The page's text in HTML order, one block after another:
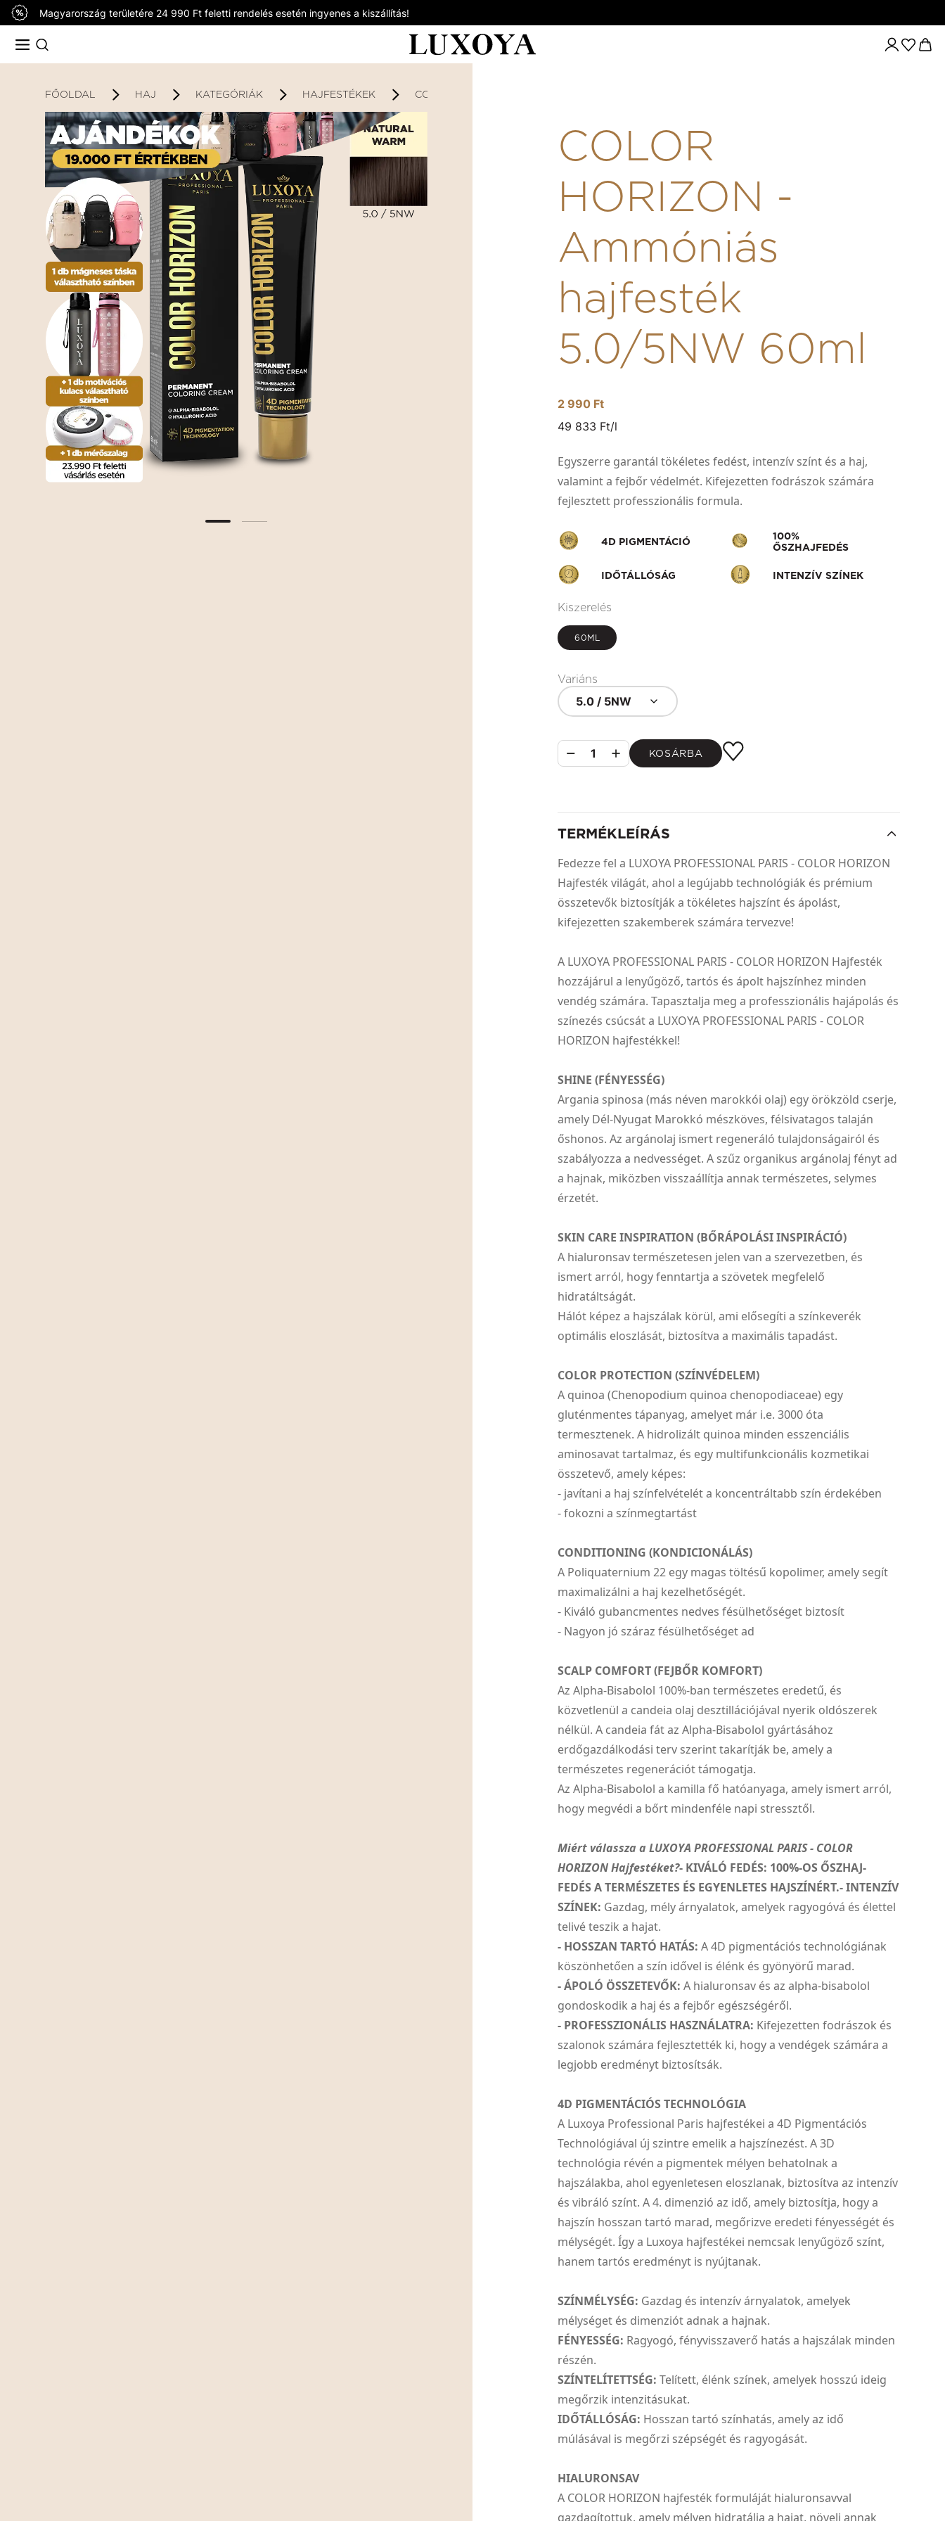
Magyarország területére 24 990 Ft feletti rendelés esetén ingyenes a kiszállítás!
FŐOLDAL HAJ KATEGÓRIÁK HAJFESTÉKEK COLOR HORIZON - AMMÓNIÁS HAJFESTÉK 5.0/5NW 60ML
COLOR
HORIZON -
Ammóniás
hajfesték
5.0/5NW 60ml
2 990 Ft
49 833 Ft/l
Egyszerre garantál tökéletes fedést, intenzív színt és a haj,
valamint a fejbőr védelmét. Kifejezetten fodrászok számára
fejlesztett professzionális formula.
4D PIGMENTÁCIÓ
100%
ŐSZHAJFEDÉS
IDŐTÁLLÓSÁG INTENZÍV SZÍNEK
Kiszerelés
60ML
Variáns
5.0 / 5NW
1 KOSÁRBA
TERMÉKLEÍRÁS
Fedezze fel a LUXOYA PROFESSIONAL PARIS - COLOR HORIZON
Hajfesték világát, ahol a legújabb technológiák és prémium
összetevők biztosítják a tökéletes hajszínt és ápolást,
kifejezetten szakemberek számára tervezve!
A LUXOYA PROFESSIONAL PARIS - COLOR HORIZON Hajfesték
hozzájárul a lenyűgöző, tartós és ápolt hajszínhez minden
vendég számára. Tapasztalja meg a professzionális hajápolás és
színezés csúcsát a LUXOYA PROFESSIONAL PARIS - COLOR
HORIZON hajfestékkel!
SHINE (FÉNYESSÉG)
Argania spinosa (más néven marokkói olaj) egy örökzöld cserje,
amely Dél-Nyugat Marokkó mészköves, félsivatagos talaján
őshonos. Az argánolaj ismert regeneráló tulajdonságairól és
szabályozza a nedvességet. A szűz organikus argánolaj fényt ad
a hajnak, miközben visszaállítja annak természetes, selymes
érzetét.
SKIN CARE INSPIRATION (BŐRÁPOLÁSI INSPIRÁCIÓ)
A hialuronsav természetesen jelen van a szervezetben, és
ismert arról, hogy fenntartja a szövetek megfelelő
hidratáltságát.
Hálót képez a hajszálak körül, ami elősegíti a színkeverék
optimális eloszlását, biztosítva a maximális tapadást.
COLOR PROTECTION (SZÍNVÉDELEM)
A quinoa (Chenopodium quinoa chenopodiaceae) egy
gluténmentes tápanyag, amelyet már i.e. 3000 óta
termesztenek. A hidrolizált quinoa minden esszenciális
aminosavat tartalmaz, és egy multifunkcionális kozmetikai
összetevő, amely képes:
- javítani a haj színfelvételét a koncentráltabb szín érdekében
- fokozni a színmegtartást
CONDITIONING (KONDICIONÁLÁS)
A Poliquaternium 22 egy magas töltésű kopolimer, amely segít
maximalizálni a haj kezelhetőségét.
- Kiváló gubancmentes nedves fésülhetőséget biztosít
- Nagyon jó száraz fésülhetőséget ad
SCALP COMFORT (FEJBŐR KOMFORT)
Az Alpha-Bisabolol 100%-ban természetes eredetű, és
közvetlenül a candeia olaj desztillációjával nyerik oldószerek
nélkül. A candeia fát az Alpha-Bisabolol gyártásához
erdőgazdálkodási terv szerint takarítják be, amely a
természetes regenerációt támogatja.
Az Alpha-Bisabolol a kamilla fő hatóanyaga, amely ismert arról,
hogy megvédi a bőrt mindenféle napi stressztől.
Miért válassza a LUXOYA PROFESSIONAL PARIS - COLOR
HORIZON Hajfestéket?- KIVÁLÓ FEDÉS: 100%-OS ŐSZHAJ-
FEDÉS A TERMÉSZETES ÉS EGYENLETES HAJSZÍNÉRT.- INTENZÍV
SZÍNEK: Gazdag, mély árnyalatok, amelyek ragyogóvá és élettel
telivé teszik a hajat.
- HOSSZAN TARTÓ HATÁS: A 4D pigmentációs technológiának
köszönhetően a szín idővel is élénk és gyönyörű marad.
- ÁPOLÓ ÖSSZETEVŐK: A hialuronsav és az alpha-bisabolol
gondoskodik a haj és a fejbőr egészségéről.
- PROFESSZIONÁLIS HASZNÁLATRA: Kifejezetten fodrászok és
szalonok számára fejlesztették ki, hogy a vendégek számára a
legjobb eredményt biztosítsák.
4D PIGMENTÁCIÓS TECHNOLÓGIA
A Luxoya Professional Paris hajfestékei a 4D Pigmentációs
Technológiával új szintre emelik a hajszínezést. A 3D
technológia révén a pigmentek mélyen behatolnak a
hajszálakba, ahol egyenletesen eloszlanak, biztosítva az intenzív
és vibráló színt. A 4. dimenzió az idő, amely biztosítja, hogy a
hajszín hosszan tartó marad, megőrizve eredeti fényességét és
mélységét. Így a Luxoya hajfestékei nemcsak lenyűgöző színt,
hanem tartós eredményt is nyújtanak.
SZÍNMÉLYSÉG: Gazdag és intenzív árnyalatok, amelyek
mélységet és dimenziót adnak a hajnak.
FÉNYESSÉG: Ragyogó, fényvisszaverő hatás a hajszálak minden
részén.
SZÍNTELÍTETTSÉG: Telített, élénk színek, amelyek hosszú ideig
megőrzik intenzitásukat.
IDŐTÁLLÓSÁG: Hosszan tartó színhatás, amely az idő
múlásával is megőrzi szépségét és ragyogását.
HIALURONSAV
A COLOR HORIZON hajfesték formuláját hialuronsavval
gazdagítottuk, amely mélyen hidratálja a hajat, növeli annak